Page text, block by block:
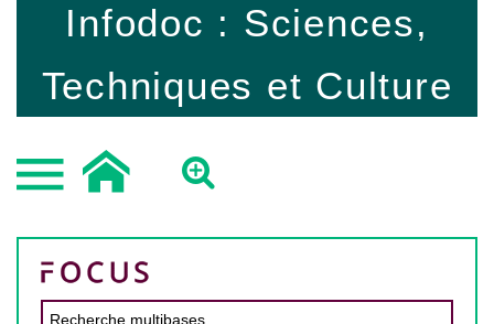
Infodoc : Sciences,
Techniques et Culture